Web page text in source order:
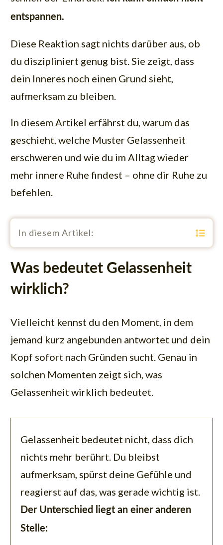
entspannen.
Diese Reaktion sagt nichts darüber aus, ob
du diszipliniert genug bist. Sie zeigt, dass
dein Inneres noch einen Grund sieht,
aufmerksam zu bleiben.
In diesem Artikel erfährst du, warum das
geschieht, welche Muster Gelassenheit
erschweren und wie du im Alltag wieder
mehr innere Ruhe findest – ohne dir Ruhe zu
befehlen.
In diesem Artikel:
Was bedeutet Gelassenheit
wirklich?
Vielleicht kennst du den Moment, in dem
jemand kurz angebunden antwortet und dein
Kopf sofort nach Gründen sucht. Genau in
solchen Momenten zeigt sich, was
Gelassenheit wirklich bedeutet.
Gelassenheit bedeutet nicht, dass dich
nichts mehr berührt. Du bleibst
aufmerksam, spürst deine Gefühle und
reagierst auf das, was gerade wichtig ist.
Der Unterschied liegt an einer anderen
Stelle: